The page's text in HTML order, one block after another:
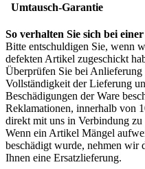
Umtausch-Garantie
So verhalten Sie sich bei
Bitte entschuldigen Sie, wenn
defekten Artikel zugeschickt
Überprüfen Sie bei
Vollständigkeit der Lieferung
Beschädigungen der Ware
Reklamationen, innerhalb von
direkt mit uns in Verbindung zu
Wenn ein Artikel Mängel
beschädigt wurde, nehmen wir
Ihnen eine Ersatzlieferung.